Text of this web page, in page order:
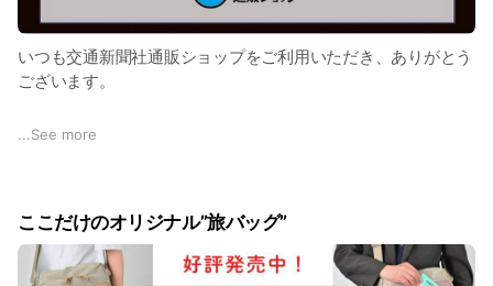
いつも交通新聞社通販ショップをご利用いただき、ありがとう
ございます。
誠に勝手ながら、下記の期間をお盆休みとさせていただきま
2026年8月8日（土）～16日（日）
※電話受付は休止、WEB・FAXでの注文は受け付けています
が、通常商品の発送はお休みとなります。
...See more
ここだけのオリジナル”旅バッグ”